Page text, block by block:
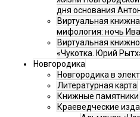
дня основания
Виртуальная
мифология: ночь
Виртуальная
«Чукотка. Юрий
Новгородика
Новгородика в
Литературная карта
Книжные памятники
Краеведческие